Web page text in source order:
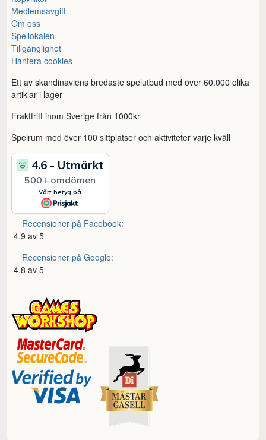
Medlemsavgift
Om oss
Spellokalen
Tillgänglighet
Hantera cookies
Ett av skandinaviens bredaste spelutbud med över 60.000 olika
artiklar i lager
Fraktfritt inom Sverige från 1000kr
Spelrum med över 100 sittplatser och aktiviteter varje kväll
Recensioner på Facebook:
4,9 av 5
Recensioner på Google:
4,8 av 5